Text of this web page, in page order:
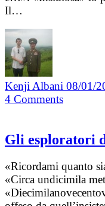
Il…
Kenji Albani 08/01/
4 Comments
Gli esploratori
«Ricordami quanto
«Circa undicimila